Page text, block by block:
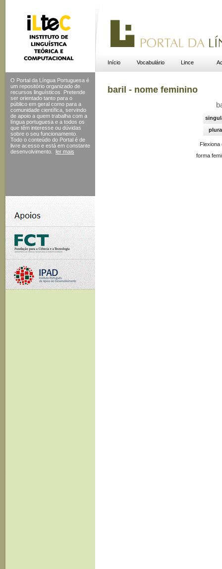
Início Vocabulário Lince
O Portal da Língua Portuguesa é
um repositório organizado de
recursos linguísticos. Pretende
ser orientado tanto para o
público em geral como para a
comunidade científica, servindo
de apoio a quem trabalha com a
língua portuguesa e a todos os
que têm interesse ou dúvidas
sobre o seu funcionamento.
Todo o conteúdo do Portal é de
livre acesso e está em constante
desenvolvimento.
ler mais
baril - nome feminino
forma